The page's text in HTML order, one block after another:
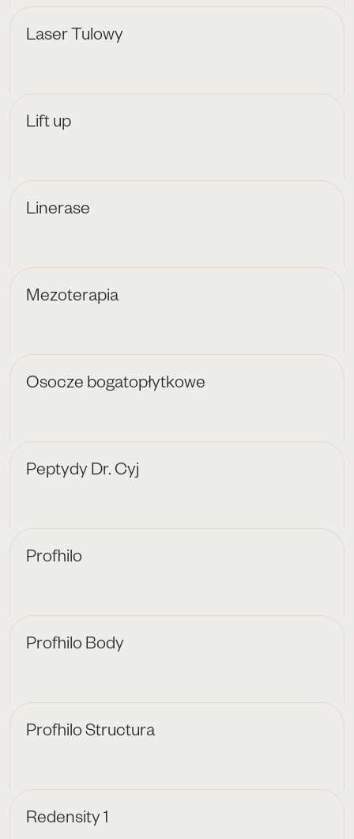
Laser Tulowy
Lift up
Linerase
Mezoterapia
Osocze bogatopłytkowe
Peptydy Dr. Cyj
Profhilo
Profhilo Body
Profhilo Structura
Redensity 1